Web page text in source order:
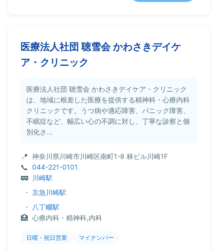
医療法人社団 聴雪会 かわさきデイケ
ア・クリニック
医療法人社団 聴雪会 かわさきデイケア・クリニック
は、地域に根差した医療を提供する精神科・心療内科
クリニックです。うつ病や適応障害、パニック障害、
不眠症など、幅広い心の不調に対し、丁寧な診察と個
別化さ...
神奈川県川崎市川崎区南町1-8 林ビル川崎1F
044-221-0101
川崎駅
・ 京急川崎駅
・
八丁畷駅
心療内科・精神科,内科
日曜・祝日営業 マイナンバー